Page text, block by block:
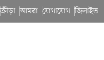
ক্রীড়া আমরা যোগাযোগ জিলাইভ